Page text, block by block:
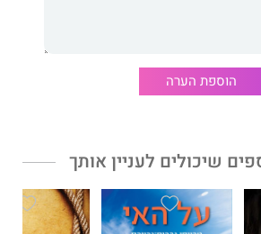
בנדיבות, בצלילות ובמיומנות
הוספת הערה
שיכולים לעניין אותך